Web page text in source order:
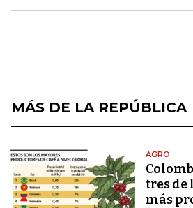
MÁS DE LA REPÚBLICA
AGRO
tres de
más